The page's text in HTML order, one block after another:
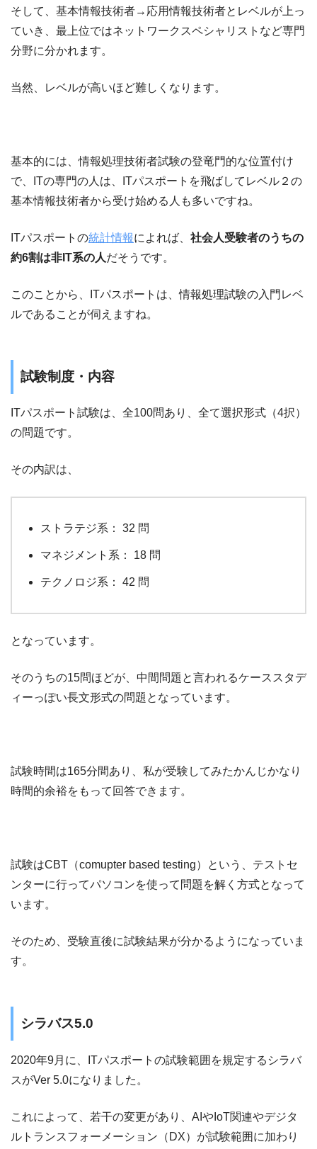
そして、基本情報技術者→応用情報技術者とレベルが上っ
ていき、最上位ではネットワークスペシャリストなど専門
分野に分かれます。
当然、レベルが高いほど難しくなります。
基本的には、情報処理技術者試験の登竜門的な位置付け
で、ITの専門の人は、ITパスポートを飛ばしてレベル２の
基本情報技術者から受け始める人も多いですね。
ITパスポートの統計情報によれば、 社会人受験者のうちの
約6割は非IT系の人だそうです。
このことから、ITパスポートは、情報処理試験の入門レベ
ルであることが伺えますね。
試験制度・内容
ITパスポート試験は、全100問あり、全て選択形式（4択）
の問題です。
その内訳は、
ストラテジ系： 32 問
マネジメント系： 18 問
テクノロジ系： 42 問
となっています。
そのうちの15問ほどが、中間問題と言われるケーススタデ
ィーっぽい長文形式の問題となっています。
試験時間は165分間あり、私が受験してみたかんじかなり
時間的余裕をもって回答できます。
試験はCBT（comupter based testing）という、テストセ
ンターに行ってパソコンを使って問題を解く方式となって
います。
そのため、受験直後に試験結果が分かるようになっていま
す。
シラバス5.0
2020年9月に、ITパスポートの試験範囲を規定するシラバ
スがVer 5.0になりました。
これによって、若干の変更があり、AIやIoT関連やデジタ
ルトランスフォーメーション（DX）が試験範囲に加わり